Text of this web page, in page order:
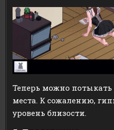
Теперь можно
места. К сожалению,
уровень близости.